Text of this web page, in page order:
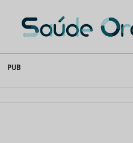
to
content
Saúde Oral
PUB